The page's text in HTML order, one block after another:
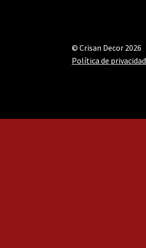
© Crisan Decor 2026
Política de privacidad